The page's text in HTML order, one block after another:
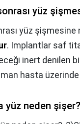
yüz
yüz şişmesine
. Implantlar saf
inert denilen bir
hasta
yüz neden şişer?